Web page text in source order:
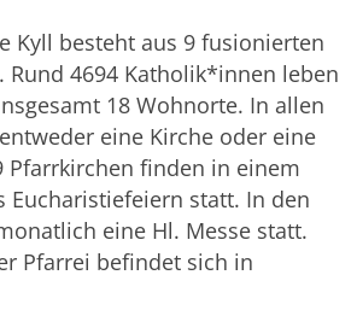
Kyll besteht aus 9 fusionierten
Rund 4694 Katholik*innen leben
18 Wohnorte. In allen
eine Kirche oder eine
Pfarrkirchen finden in einem
Eucharistiefeiern statt. In den
eine Hl. Messe statt.
Pfarrei befindet sich in